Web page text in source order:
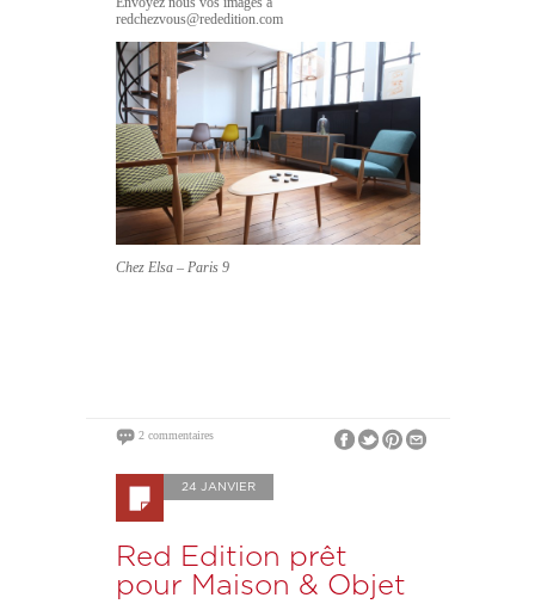
redchezvous@rededition.com
Chez Elsa – Paris 9
2 commentaires
24 JANVIER
Red Edition prêt
pour Maison & Objet